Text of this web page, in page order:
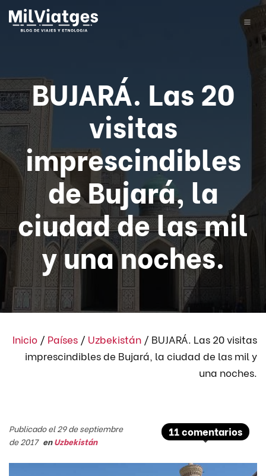
BUJARÁ. Las 20
visitas
imprescindibles
de Bujará, la
ciudad de las mil
y una noches.
Inicio / Países / Uzbekistán / BUJARÁ. Las 20 visitas
imprescindibles de Bujará, la ciudad de las mil y
una noches.
11 comentarios
Publicado el 29 de septiembre
de 2017 enUzbekistán